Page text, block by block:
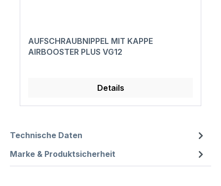
AUFSCHRAUBNIPPEL MIT KAPPE
AIRBOOSTER PLUS VG12
Details
Technische Daten
Marke & Produktsicherheit